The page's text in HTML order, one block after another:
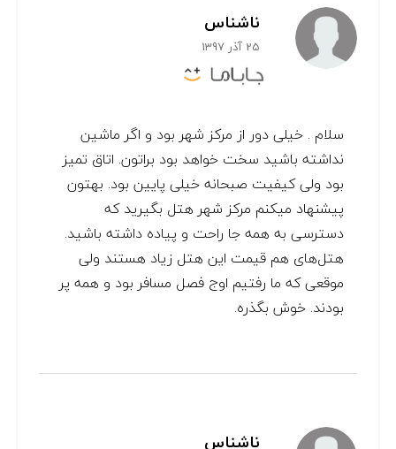
ناشناس
25 آذر 1397
سلام . خیلی دور از مرکز شهر بود و اگر ماشین
نداشته باشید سخت خواهد بود براتون. اتاق تمیز
بود ولی کیفیت صبحانه خیلی پایین بود. بهتون
پیشنهاد میکنم مرکز شهر هتل بگیرید که
دسترسی به همه جا راحت و پیاده داشته باشید.
هتل‌های هم قیمت این هتل زیاد هستند ولی
موقعی که ما رفتیم اوج فصل مسافر بود و همه پر
بودند. خوش بگذره.
ناشناس